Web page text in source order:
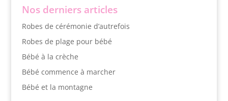
Nos derniers articles
Robes de cérémonie d’autrefois
Robes de plage pour bébé
Bébé à la crèche
Bébé commence à marcher
Bébé et la montagne